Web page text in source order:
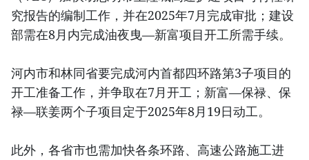
究报告的编制工作，并在2025年7月完成审批；建设
部需在8月内完成油夜曳—新富项目开工所需手续。
河内市和林同省要完成河内首都四环路第3子项目的
开工准备工作，并争取在7月开工；新富—保禄、保
禄—联姜两个子项目定于2025年8月19日动工。
此外，各省市也需加快各条环路、高速公路施工进